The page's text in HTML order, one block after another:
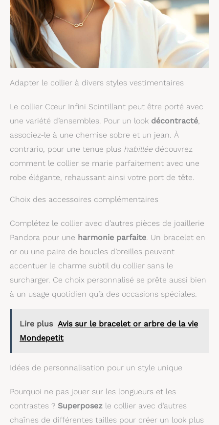
Adapter le collier à divers styles vestimentaires
Le collier Cœur Infini Scintillant peut être porté avec
une variété d’ensembles. Pour un look décontracté,
associez-le à une chemise sobre et un jean. À
contrario, pour une tenue plus habilléedécouvrez
comment le collier se marie parfaitement avec une
robe élégante, rehaussant ainsi votre port de tête.
Choix des accessoires complémentaires
Complétez le collier avec d’autres pièces de joaillerie
Pandora pour une harmonie parfaite. Un bracelet en
or ou une paire de boucles d’oreilles peuvent
accentuer le charme subtil du collier sans le
surcharger. Ce choix personnalisé se prête aussi bien
à un usage quotidien qu’à des occasions spéciales.
Lire plus Avis sur le bracelet or arbre de la vie
Mondepetit
Idées de personnalisation pour un style unique
Pourquoi ne pas jouer sur les longueurs et les
contrastes ? Superposez le collier avec d’autres
chaînes de différentes tailles pour créer un look plus